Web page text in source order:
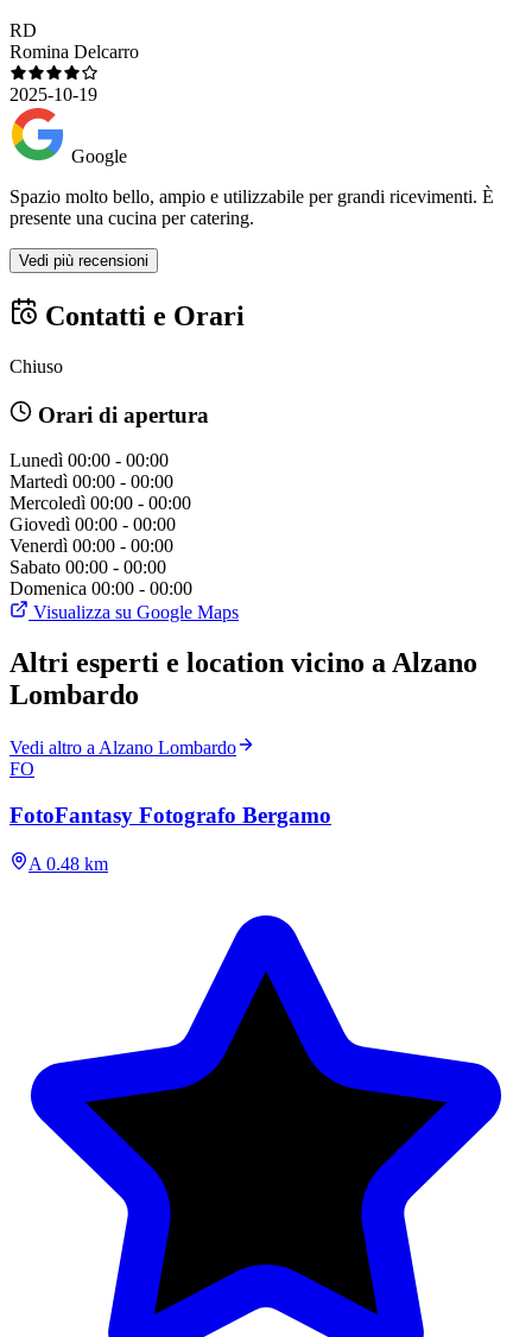
RD
Romina Delcarro
2025-10-19
Google
Spazio molto bello, ampio e utilizzabile per grandi ricevimenti. È
presente una cucina per catering.
Vedi più recensioni
Contatti e Orari
Chiuso
Orari di apertura
Lunedì 00:00 - 00:00
Martedì 00:00 - 00:00
Mercoledì 00:00 - 00:00
Giovedì 00:00 - 00:00
Venerdì 00:00 - 00:00
Sabato 00:00 - 00:00
Domenica 00:00 - 00:00
Visualizza su Google Maps
Altri esperti e location vicino a Alzano
Lombardo
Vedi altro a Alzano Lombardo
FO
FotoFantasy Fotografo Bergamo
A 0.48 km